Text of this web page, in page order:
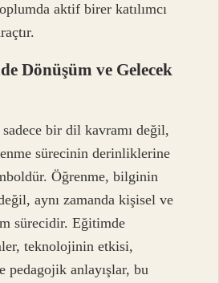
aktif birer katılımcı
Dönüşüm ve Gelecek
bir dil kavramı değil,
sürecinin derinliklerine
Öğrenme, bilginin
aynı zamanda kişisel ve
sürecidir. Eğitimde
teknolojinin etkisi,
pedagojik anlayışlar, bu